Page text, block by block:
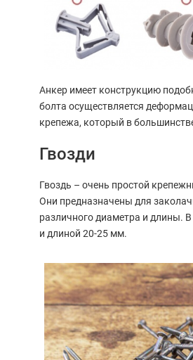
Анкер имеет конструкцию
болта осуществляется
крепежа, который в
Гвозди
Гвоздь – очень простой
Они предназначены для
различного диаметра и длины.
и длиной 20-25 мм.